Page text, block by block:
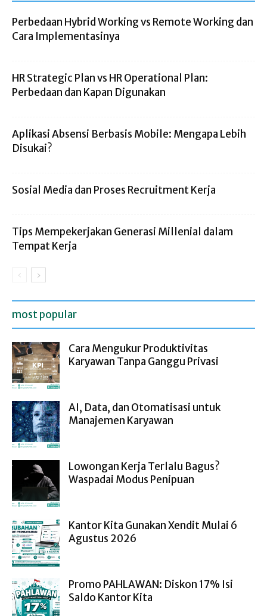
Perbedaan Hybrid Working vs Remote Working dan
Cara Implementasinya
HR Strategic Plan vs HR Operational Plan:
Perbedaan dan Kapan Digunakan
Aplikasi Absensi Berbasis Mobile: Mengapa Lebih
Disukai?
Sosial Media dan Proses Recruitment Kerja
Tips Mempekerjakan Generasi Millenial dalam
Tempat Kerja
most popular
Cara Mengukur Produktivitas
Karyawan Tanpa Ganggu Privasi
AI, Data, dan Otomatisasi untuk
Manajemen Karyawan
Lowongan Kerja Terlalu Bagus?
Waspadai Modus Penipuan
Kantor Kita Gunakan Xendit Mulai 6
Agustus 2026
Promo PAHLAWAN: Diskon 17% Isi
Saldo Kantor Kita